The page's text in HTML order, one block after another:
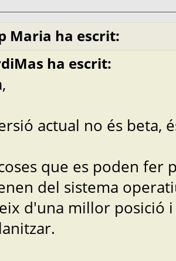
Maria ha escrit:
ha escrit:
actual no és beta,
que es poden
del sistema
d'una millor posició